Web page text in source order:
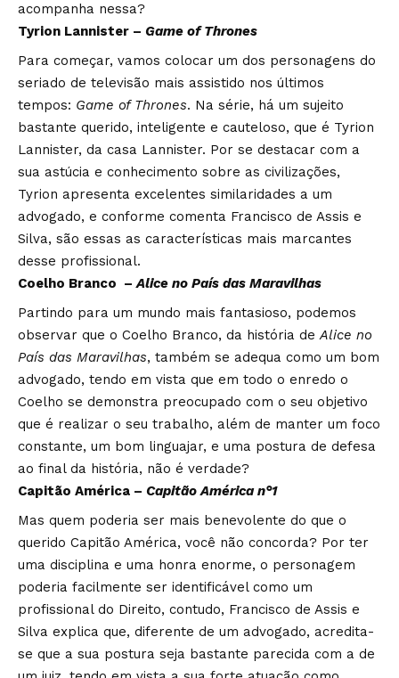
acompanha nessa?
Tyrion Lannister – Game of Thrones
Para começar, vamos colocar um dos personagens do
seriado de televisão mais assistido nos últimos
tempos: Game of Thrones. Na série, há um sujeito
bastante querido, inteligente e cauteloso, que é Tyrion
Lannister, da casa Lannister. Por se destacar com a
sua astúcia e conhecimento sobre as civilizações,
Tyrion apresenta excelentes similaridades a um
advogado, e conforme comenta Francisco de Assis e
Silva, são essas as características mais marcantes
desse profissional.
Coelho Branco –Alice no País das Maravilhas
Partindo para um mundo mais fantasioso, podemos
observar que o Coelho Branco, da história deAlice no
País das Maravilhas, também se adequa como um bom
advogado, tendo em vista que em todo o enredo o
Coelho se demonstra preocupado com o seu objetivo
que é realizar o seu trabalho, além de manter um foco
constante, um bom linguajar, e uma postura de defesa
ao final da história, não é verdade?
Capitão América – Capitão América n°1
Mas quem poderia ser mais benevolente do que o
querido Capitão América, você não concorda? Por ter
uma disciplina e uma honra enorme, o personagem
poderia facilmente ser identificável como um
profissional do Direito, contudo, Francisco de Assis e
Silva explica que, diferente de um advogado, acredita-
se que a sua postura seja bastante parecida com a de